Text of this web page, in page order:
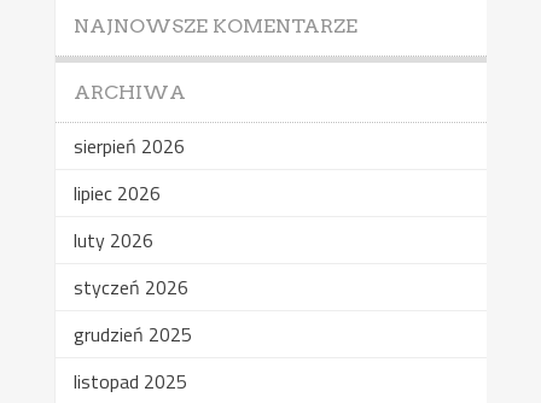
NAJNOWSZE KOMENTARZE
ARCHIWA
sierpień 2026
lipiec 2026
luty 2026
styczeń 2026
grudzień 2025
listopad 2025